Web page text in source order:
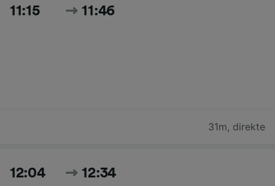
11:15 11:46
31m, direkte
12:04 12:34